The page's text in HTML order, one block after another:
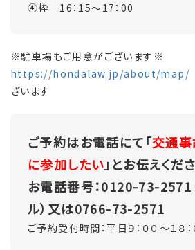
④枠 16：15～17：00
※駐車場もご用意がございます※
https://hondalaw.jp/about/map/
ざいます
ご予約はお電話にて「交通
に参加したい」とお伝えくだ
お電話番号：0120-73-2571
ル）又は0766-73-2571
ご予約受付時間：平日９：００～１８：